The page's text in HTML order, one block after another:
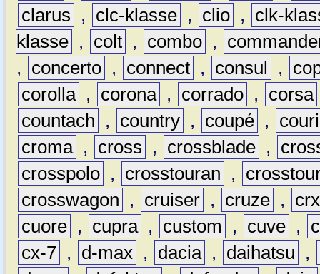
clarus
, clc-klasse , clio ,
clk-
klasse , colt , combo ,
,
concerto , connect , consul ,
corolla , corona , corrado , corsa
countach
, country , coupé ,
croma , cross , crossblade ,
crosspolo , crosstouran ,
crosswagon
, cruiser , cruze ,
crx
cuore , cupra , custom , cuve ,
cx-7 , d-max , dacia , daihatsu
,